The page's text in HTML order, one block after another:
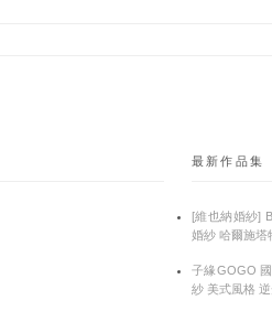
最新作品集
[維也納婚紗]
婚紗 哈爾施塔
子緣GOGO
紗 美式風格